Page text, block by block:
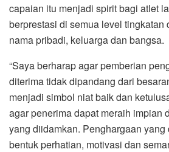
capaian itu menjadi spirit bagi atlet
berprestasi di semua level tingkatan
nama pribadi, keluarga dan bangsa.
“Saya berharap agar pemberian
diterima tidak dipandang dari
menjadi simbol niat baik dan
agar penerima dapat meraih impian
yang diidamkan. Penghargaan
bentuk perhatian, motivasi dan